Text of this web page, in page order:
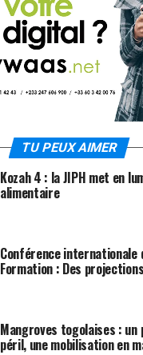
TU PEUX AIMER
Kozah 4 : la JIPH met en
alimentaire
Conférence internationale
Formation : Des
Mangroves togolaises : un
péril, une mobilisation en